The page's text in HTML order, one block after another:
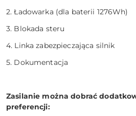
2. Ładowarka (dla baterii 1276Wh)
3. Blokada steru
4. Linka zabezpieczająca silnik
5. Dokumentacja
Zasilanie można dobrać
preferencji: